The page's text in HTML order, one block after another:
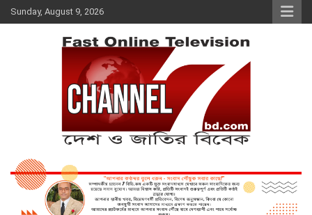
Skip
to
Sunday, August 9, 2026
Fast Online Television –
CHANNEL7BD.COM